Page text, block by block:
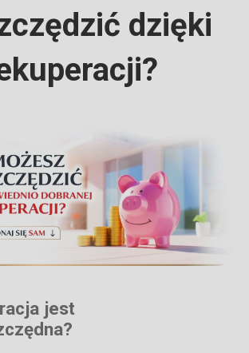
dzięki
jest